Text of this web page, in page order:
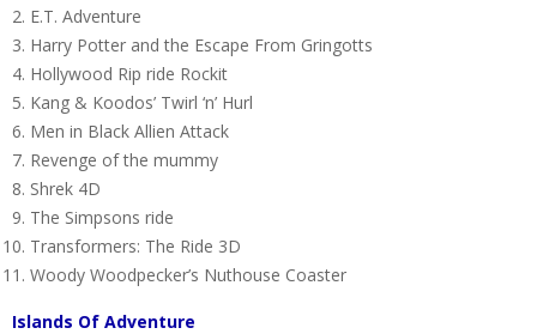
E.T. Adventure
Harry Potter and the Escape From Gringotts
Hollywood Rip ride Rockit
Kang & Koodos’ Twirl ‘n’ Hurl
Men in Black Allien Attack
Revenge of the mummy
Shrek 4D
The Simpsons ride
Transformers: The Ride 3D
Woody Woodpecker’s Nuthouse Coaster
Islands Of Adventure